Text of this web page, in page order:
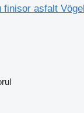
finisor asfalt